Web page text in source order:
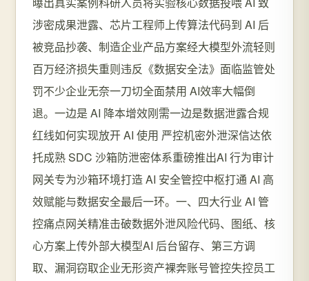
涉密成果泄露、芯片工程师上传算法代码到 AI 后
被竞品抄袭、制造企业产品方案经大模型外流轻则
百万经济损失重则违反《数据安全法》面临监管处
罚不少企业无奈一刀切全面禁用 AI效率大幅倒
退。一边是 AI 降本增效刚需一边是数据泄露合规
红线如何实现放开 AI 使用 严控机密外泄深信达依
托成熟 SDC 沙箱防泄密体系重磅推出AI 行为审计
网关专为沙箱环境打造 AI 安全管控中枢打通 AI 高
效赋能与数据安全最后一环。一、四大行业 AI 管
控痛点网关精准击破数据外泄风险代码、图纸、核
心方案上传外部大模型AI 后台留存、第三方调
取、漏洞窃取企业无形资产裸奔账号管控失控员工